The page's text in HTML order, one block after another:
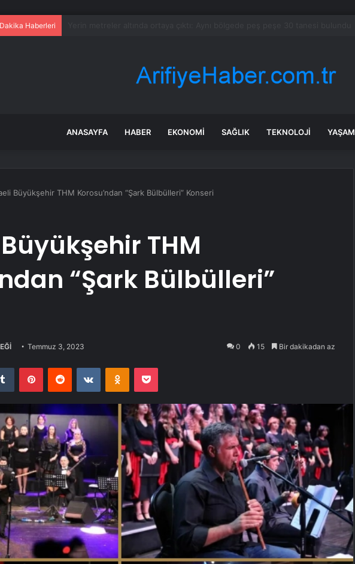
Haberleri
ANASAYFA HABER EKONOMI SAĞLIK TEKNOLOJI YAŞAM
Büyükşehir THM Korosu’ndan “Şark Bülbülleri” Konseri
THM
“Şark Bülbülleri”
Temmuz 3, 2023 0 15 Bir dakikadan az
Tumblr PinterestReddit VKontakteOdnoklassniki
Pocket